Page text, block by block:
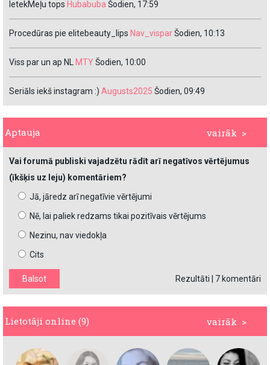
IetekMeļu tops Hubabuba Šodien, 17:59
Procedūras pie elitebeauty_lips Nav_visparŠodien, 10:13
Viss par un ap NL MTYŠodien, 10:00
Seriāls iekš instagram :) Augusts2025 Šodien, 09:49
vairāk >
Aptauja
Vai forumā publiski vajadzētu rādīt arī negatīvos vērtējumus
(īkšķis uz leju) komentāriem?
Jā, jāredz arī negatīvie vērtējumi
Nē, lai paliek redzams tikai pozitīvais vērtējums
Nezinu, nav viedokļa
Cits
Rezultāti 7 komentāri
vairāk >
Lietotāji online (9)